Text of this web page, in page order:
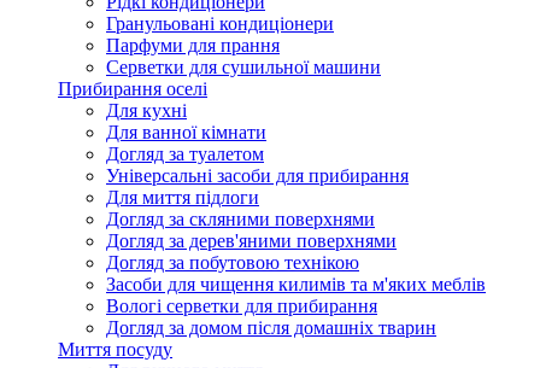
Гранульовані кондиціонери
Парфуми для прання
Серветки для сушильної машини
Прибирання оселі
Для кухні
Для ванної кімнати
Догляд за туалетом
Універсальні засоби для прибирання
Для миття підлоги
Догляд за скляними поверхнями
Догляд за дерев'яними поверхнями
Догляд за побутовою технікою
Засоби для чищення килимів та м'яких меблів
Вологі серветки для прибирання
Догляд за домом після домашніх тварин
Миття посуду